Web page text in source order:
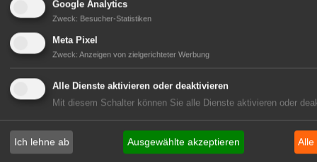
Energiewende braucht Kurskorrektur
05:01
Obst- und Gemüsemarkt:
Preisbericht KW 31/2026
05.
Aug
ifo: Weniger Firmen planen
Preiserhöhungen
05.
Aug
hagebaumarkt: Entwickelt DIY-Store
auf dem PAROOKAVILLE Festival
Google Analytics
Zweck: Besucher-Statistiken
Meta Pixel
Zweck: Anzeigen von zielgerichteter Werbung
Alle Dienste aktivieren oder deaktivieren
Mit diesem Schalter können Sie alle Dienste aktivieren oder
Ich lehne ab Ausgewählte akzeptieren Alle